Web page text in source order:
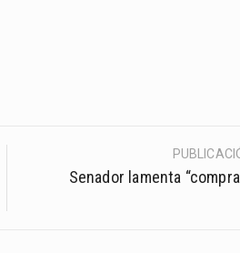
Senador lamenta